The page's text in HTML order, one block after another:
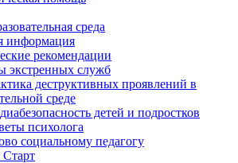
среда
информация
рекомендации
экстренных служб
деструктивных проявлений в
среде
детей и подростков
психолога
социальному педагогу